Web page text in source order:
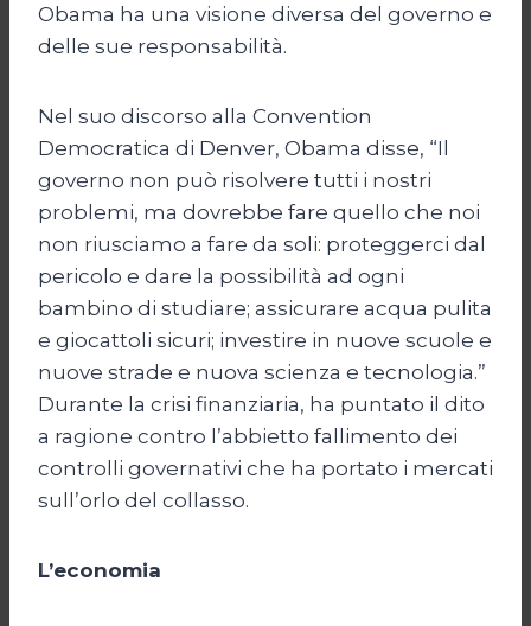
Obama ha una visione diversa del governo e
delle sue responsabilità.
Nel suo discorso alla Convention
Democratica di Denver, Obama disse, “Il
governo non può risolvere tutti i nostri
problemi, ma dovrebbe fare quello che noi
non riusciamo a fare da soli: proteggerci dal
pericolo e dare la possibilità ad ogni
bambino di studiare; assicurare acqua pulita
e giocattoli sicuri; investire in nuove scuole e
nuove strade e nuova scienza e tecnologia.”
Durante la crisi finanziaria, ha puntato il dito
a ragione contro l’abbietto fallimento dei
controlli governativi che ha portato i mercati
sull’orlo del collasso.
L’economia